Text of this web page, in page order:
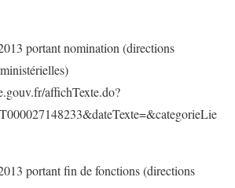
portant nomination (directions
affichTexte.do?
portant fin de fonctions (directions